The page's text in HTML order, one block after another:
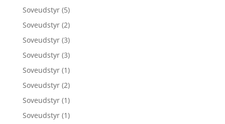
Soveudstyr (5)
Soveudstyr (2)
Soveudstyr (3)
Soveudstyr (3)
Soveudstyr (1)
Soveudstyr (2)
Soveudstyr (1)
Soveudstyr (1)